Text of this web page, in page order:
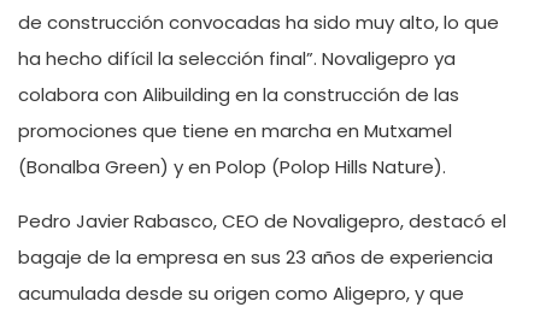
de construcción convocadas ha sido muy alto, lo que
ha hecho difícil la selección final”. Novaligepro ya
colabora con Alibuilding en la construcción de las
promociones que tiene en marcha en Mutxamel
(Bonalba Green) y en Polop (Polop Hills Nature).
Pedro Javier Rabasco, CEO de Novaligepro, destacó el
bagaje de la empresa en sus 23 años de experiencia
acumulada desde su origen como Aligepro, y que